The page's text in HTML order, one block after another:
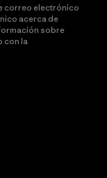
correo electrónico
acerca de
sobre
con la